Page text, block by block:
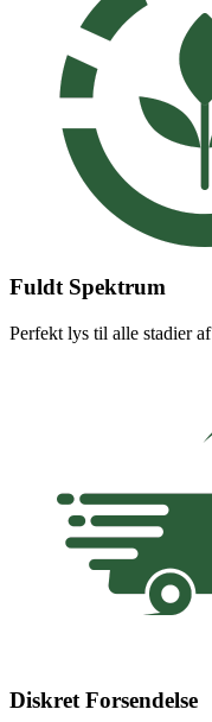
Fuldt Spektrum
Perfekt lys til alle stadier
Diskret Forsendelse